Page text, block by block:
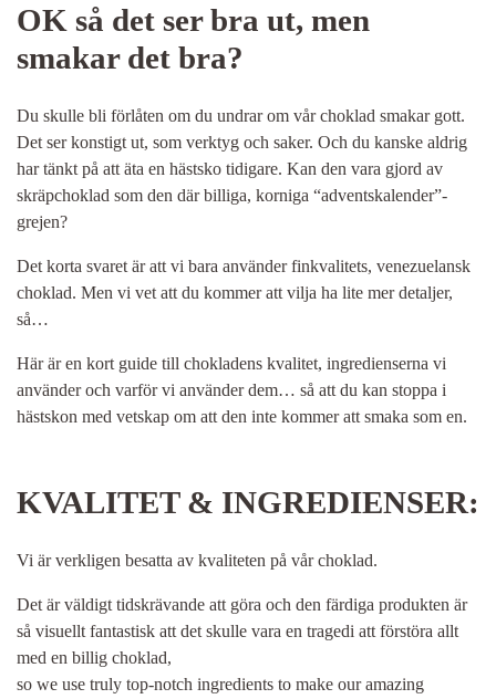
OK så det ser bra ut, men
smakar det bra?
Du skulle bli förlåten om du undrar om vår choklad smakar gott.
Det ser konstigt ut, som verktyg och saker. Och du kanske aldrig
har tänkt på att äta en hästsko tidigare. Kan den vara gjord av
skräpchoklad som den där billiga, korniga “adventskalender”-
grejen?
Det korta svaret är att vi bara använder finkvalitets, venezuelansk
choklad. Men vi vet att du kommer att vilja ha lite mer detaljer,
så…
Här är en kort guide till chokladens kvalitet, ingredienserna vi
använder och varför vi använder dem… så att du kan stoppa i
hästskon med vetskap om att den inte kommer att smaka som en.
KVALITET & INGREDIENSER:
Vi är verkligen besatta av kvaliteten på vår choklad.
Det är väldigt tidskrävande att göra och den färdiga produkten är
så visuellt fantastisk att det skulle vara en tragedi att förstöra allt
med en billig choklad,
so we use truly top-notch ingredients to make our amazing